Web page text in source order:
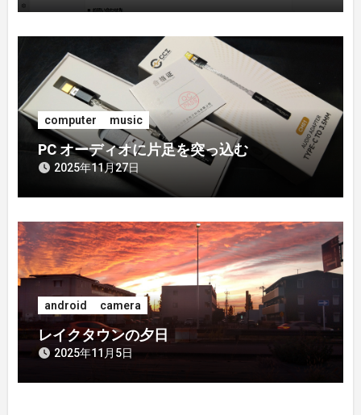
computer music
PC オーディオに片足を突っ込む
2025年11月27日
android camera
レイクタウンの夕日
2025年11月5日